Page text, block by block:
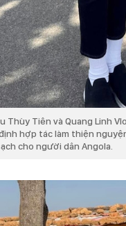
Thùy Tiên và Quang Linh
hợp tác làm thiện
cho người dân Angola.